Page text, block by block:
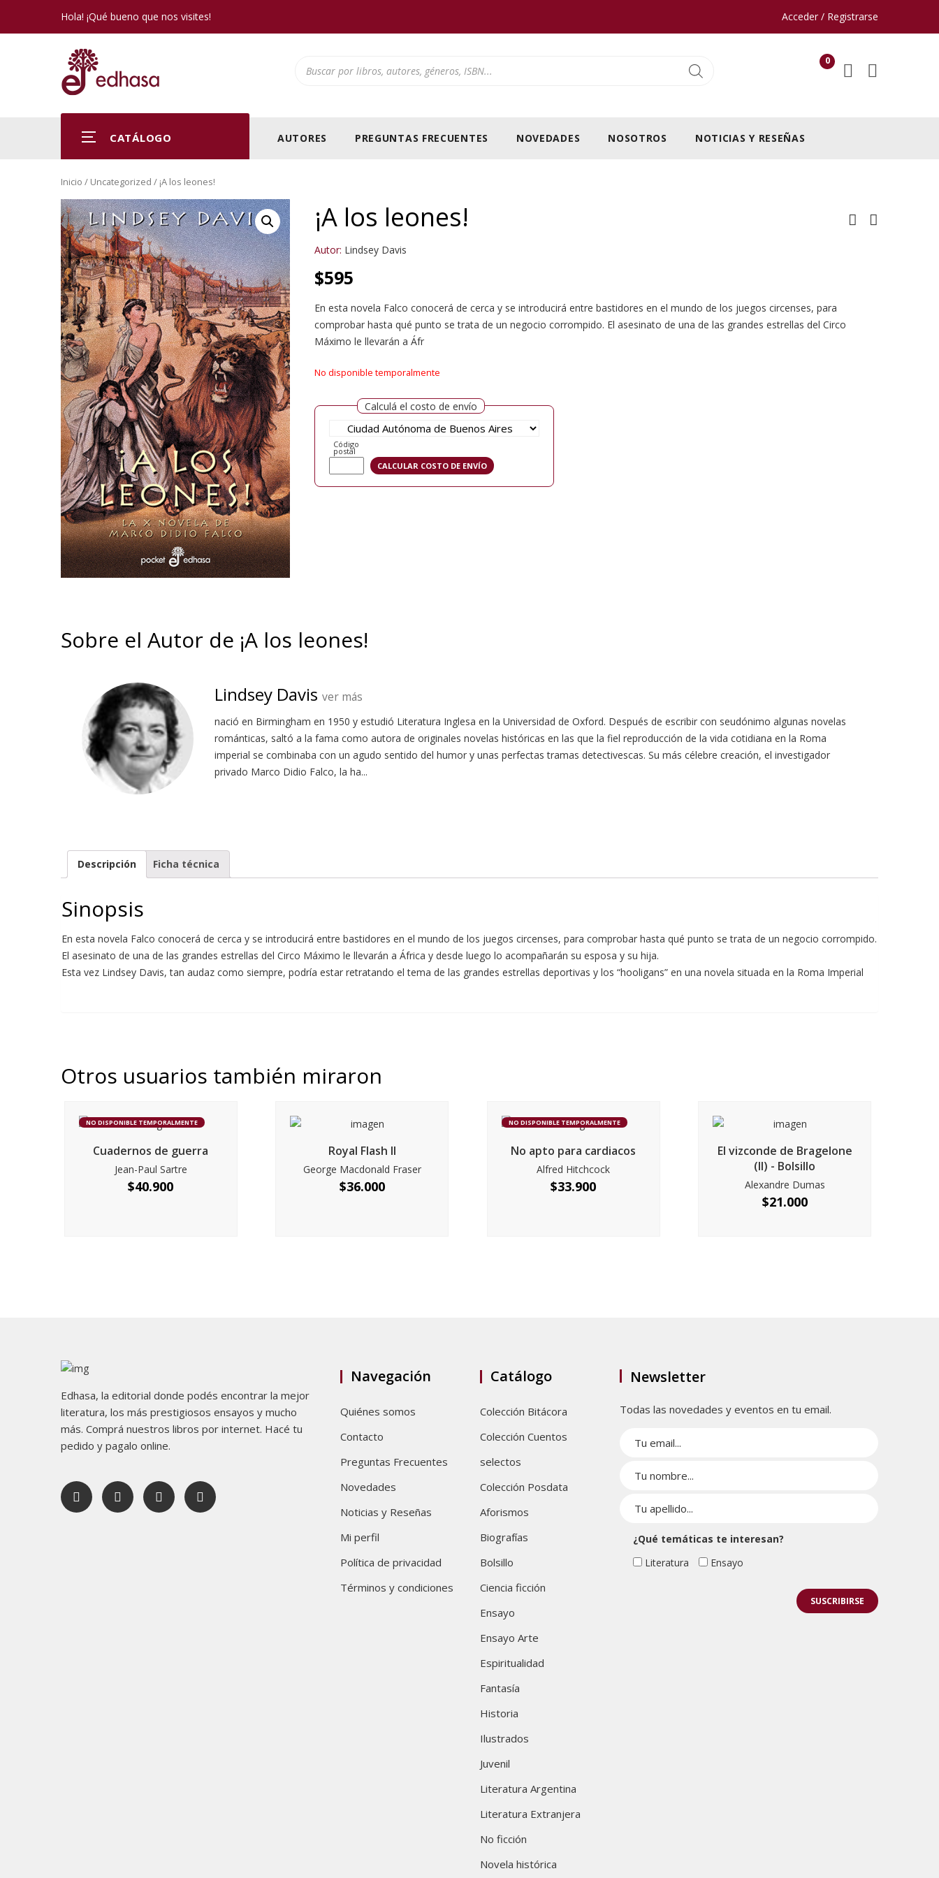
Hola! ¡Qué bueno que nos visites! Acceder / Registrarse
0
CATÁLOGO AUTORES PREGUNTAS FRECUENTES NOVEDADES NOSOTROS NOTICIAS Y RESEÑAS
Inicio / Uncategorized / ¡A los leones!
¡A los leones!
Autor: Lindsey Davis
$595
En esta novela Falco conocerá de cerca y se introducirá entre bastidores en el mundo de los juegos circenses, para
comprobar hasta qué punto se trata de un negocio corrompido. El asesinato de una de las grandes estrellas del Circo
Máximo le llevarán a Áfr
No disponible temporalmente
Calculá el costo de envío
Código
postal
Sobre el Autor de ¡A los leones!
Lindsey Davis ver más
nació en Birmingham en 1950 y estudió Literatura Inglesa en la Universidad de Oxford. Después de escribir con seudónimo algunas novelas
románticas, saltó a la fama como autora de originales novelas históricas en las que la fiel reproducción de la vida cotidiana en la Roma
imperial se combinaba con un agudo sentido del humor y unas perfectas tramas detectivescas. Su más célebre creación, el investigador
privado Marco Didio Falco, la ha...
Descripción Ficha técnica
Sinopsis
En esta novela Falco conocerá de cerca y se introducirá entre bastidores en el mundo de los juegos circenses, para comprobar hasta qué punto se trata de un negocio corrompido.
El asesinato de una de las grandes estrellas del Circo Máximo le llevarán a África y desde luego lo acompañarán su esposa y su hija.
Esta vez Lindsey Davis, tan audaz como siempre, podría estar retratando el tema de las grandes estrellas deportivas y los “hooligans” en una novela situada en la Roma Imperial
Otros usuarios también miraron
NO DISPONIBLE TEMPORALMENTE
Cuadernos de guerra
Jean-Paul Sartre
$40.900
Royal Flash II
George Macdonald Fraser
$36.000
NO DISPONIBLE TEMPORALMENTE
No apto para cardiacos
Alfred Hitchcock
$33.900
El vizconde de Bragelone
(II) - Bolsillo
Alexandre Dumas
$21.000
Edhasa, la editorial donde podés encontrar la mejor
literatura, los más prestigiosos ensayos y mucho
más. Comprá nuestros libros por internet. Hacé tu
pedido y pagalo online.
Navegación
Quiénes somos
Contacto
Preguntas Frecuentes
Novedades
Noticias y Reseñas
Mi perfil
Política de privacidad
Términos y condiciones
Catálogo
Colección Bitácora
Colección Cuentos
selectos
Colección Posdata
Aforismos
Biografías
Bolsillo
Ciencia ficción
Ensayo
Ensayo Arte
Espiritualidad
Fantasía
Historia
Ilustrados
Juvenil
Literatura Argentina
Literatura Extranjera
No ficción
Novela histórica
Newsletter
Todas las novedades y eventos en tu email.
¿Qué temáticas te interesan?
Literatura
Ensayo